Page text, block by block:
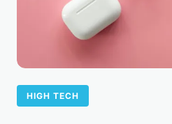
HIGH TECH